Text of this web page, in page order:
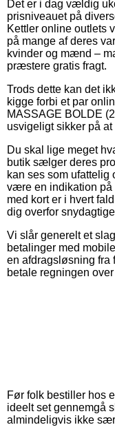
Det er i dag vældig
prisniveauet på
Kettler online
på mange af deres
kvinder og mænd –
præstere gratis fragt.
Trods dette kan det
kigge forbi et par
MASSAGE BOLDE
usvigeligt sikker på
Du skal lige meget
butik sælger deres
kan ses som ufattelig
være en indikation
med kort er i hvert
dig overfor
Vi slår generelt et
betalinger med
en afdragsløsning fra
betale regningen
Før folk bestiller hos
ideelt set gennemgå
almindeligvis ikke